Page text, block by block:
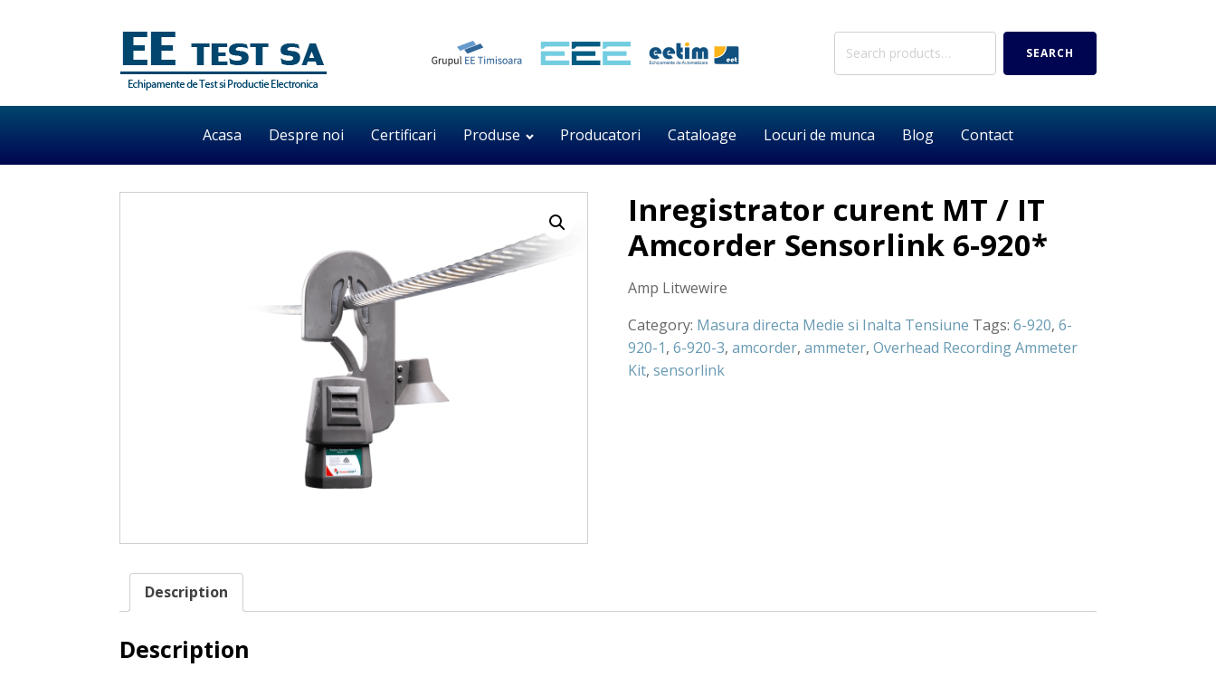
Search
SEARCH
Acasa Despre noi Certificari Produse Producatori Cataloage Locuri de munca Blog Contact
Inregistrator curent MT / IT
Amcorder Sensorlink 6-920*
Amp Litwewire
Category: Masura directa Medie si Inalta Tensiune Tags: 6-920, 6-
920-1, 6-920-3, amcorder, ammeter, Overhead Recording Ammeter
Kit, sensorlink
Description
Description